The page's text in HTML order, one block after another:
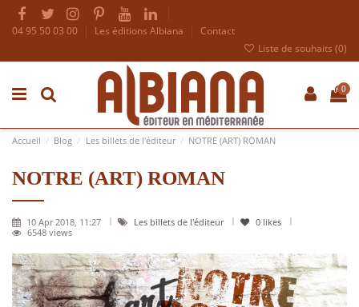
04 95 50 03 00 Les éditions Albiana
Contact
Liste de souhaits (0)
0
Accueil Blog Les billets de l'éditeur NOTRE (ART) ROMAN
NOTRE (ART) ROMAN
10 Apr 2018, 11:27 Les billets de l'éditeur 0 likes
6548 views